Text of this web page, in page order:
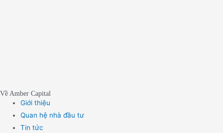
Về Amber Capital
Giới thiệu
Quan hệ nhà đầu tư
Tin tức